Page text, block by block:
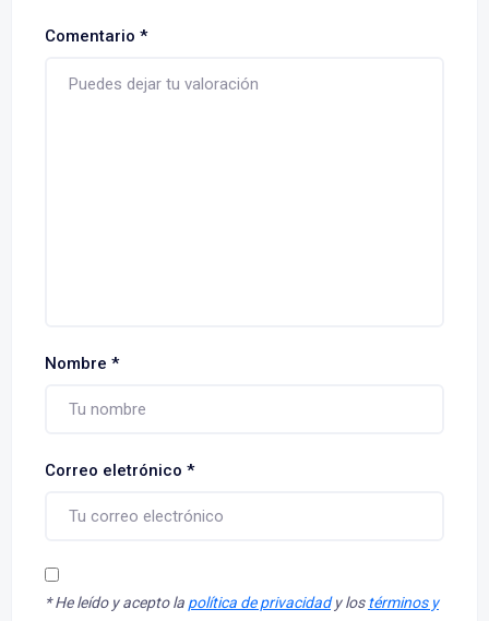
Comentario *
Nombre *
Correo eletrónico *
*He leído y acepto la política de privacidady lostérminos y